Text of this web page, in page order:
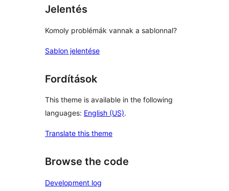
Jelentés
Komoly problémák vannak a sablonnal?
Sablon jelentése
Fordítások
This theme is available in the following
languages: English (US).
Translate this theme
Browse the code
Development log